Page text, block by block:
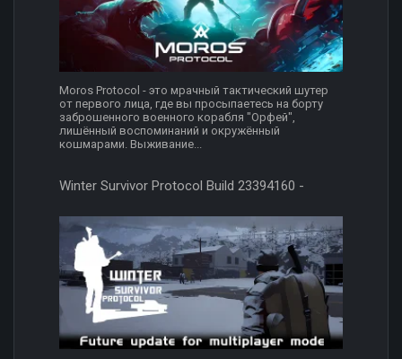
Moros Protocol - это мрачный тактический шутер
от первого лица, где вы просыпаетесь на борту
заброшенного военного корабля "Орфей",
лишённый воспоминаний и окружённый
кошмарами. Выживание...
Winter Survivor Protocol Build 23394160 -